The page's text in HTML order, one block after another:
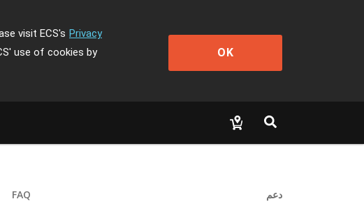
visit ECS's Privacy
use of cookies by
OK
FAQ دعم